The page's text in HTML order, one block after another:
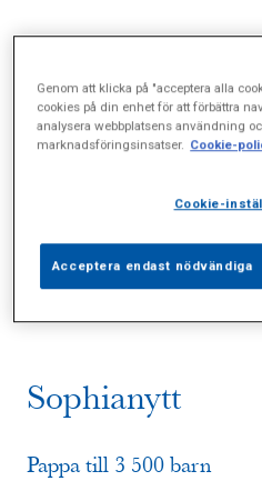
Sidor (0) Press (0)
Sophianytt
Pappa till 3 500 barn
Genom att klicka på "acceptera alla
cookies på din enhet för att förbättra
analysera webbplatsens användning
marknadsföringsinsatser. Cookie-
Cookie-
Acceptera endast nödvändiga